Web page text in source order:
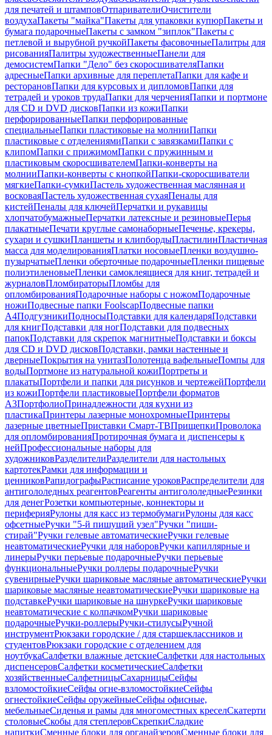
для печатей и штамповОтпаривателиОчистители
воздухаПакеты "майка"Пакеты для упаковки купюрПакеты и
бумага подарочныеПакеты с замком "зиплок"Пакеты с
петлевой и вырубной ручкойПакеты фасовочныеПалитры для
рисованияПалитры художественныеПанели для
демосистемПапки "Дело" без скоросшивателяПапки
адресныеПапки архивные для переплетаПапки для кафе и
ресторановПапки для курсовых и дипломовПапки для
тетрадей и уроков трудаПапки для черченияПапки и портмоне
для CD и DVD дисковПапки из кожиПапки
перфорированныеПапки перфорированные
специальныеПапки пластиковые на молнииПапки
пластиковые с отделениямиПапки с завязкамиПапки с
клипомПапки с прижимомПапки с пружинным и
пластиковым скоросшивателемПапки-конверты на
молнииПапки-конверты с кнопкойПапки-скоросшиватели
мягкиеПапки-сумкиПастель художественная маслянная и
восковаяПастель художественная сухаяПеналы для
кистейПеналы для ключейПерчатки и рукавицы
хлопчатобумажныеПерчатки латексные и резиновыеПерья
плакатныеПечати круглые самонаборныеПеченье, крекеры,
сухари и сушкиПланшеты и клипбордыПластилинПластичная
масса для моделированияПлатки носовыеПленки воздушно-
пузырчатыеПленки оберточные подарочныеПленки пищевые
полиэтиленовыеПленки самоклеящиеся для книг, тетрадей и
журналовПломбираторыПломбы для
опломбированияПодарочные наборы с ножомПодарочные
ножиПодвесные папки FoolscapПодвесные папки
А4ПодгузникиПодносыПодставки для календаряПодставки
для книгПодставки для ногПодставки для подвесных
папокПодставки для скрепок магнитныеПодставки и боксы
для CD и DVD дисковПодставки, рамки настенные и
дверныеПокрытия на унитазПолотенца вафельныеПомпы для
водыПортмоне из натуральной кожиПортреты и
плакатыПортфели и папки для рисунков и чертежейПортфели
из кожиПортфели пластиковыеПортфели форматов
А3ПортфолиоПринадлежности для кухни из
пластикаПринтеры лазерные монохромныеПринтеры
лазерные цветныеПриставки Смарт-ТВПрищепкиПроволока
для опломбированияПротирочная бумага и диспенсеры к
нейПрофессиональные наборы для
художниковРазделителиРазделители для настольных
картотекРамки для информации и
ценниковРапидографыРасписание уроковРаспределители для
антигололедных реагентовРеагенты антигололедныеРезинки
для денегРозетки компьютерные, коннекторы и
периферияРулоны для касс из термобумагиРулоны для касс
офсетныеРучки "5-й пишущий узел"Ручки "пиши-
стирай"Ручки гелевые автоматическиеРучки гелевые
неавтоматическиеРучки для наборовРучки капиллярные и
линерыРучки перьевые подарочныеРучки перьевые
функциональныеРучки роллеры подарочныеРучки
сувенирныеРучки шариковые масляные автоматическиеРучки
шариковые масляные неавтоматическиеРучки шариковые на
подставкеРучки шариковые на шнуркеРучки шариковые
неавтоматические с колпачкомРучки шариковые
подарочныеРучки-роллерыРучки-стилусыРучной
инструментРюкзаки городские / для старшеклассников и
студентовРюкзаки городские с отделением для
ноутбукаСалфетки влажные детскиеСалфетки для настольных
диспенсеровСалфетки косметическиеСалфетки
хозяйственныеСалфетницыСахарницыСейфы
взломостойкиеСейфы огне-взломостойкиеСейфы
огнестойкиеСейфы оружейныеСейфы офисные,
мебельныеСиденья и рамы для многоместных креселСкатерти
столовыеСкобы для степлеровСкрепкиСладкие
напиткиСменные блоки для органайзеровСменные блоки для